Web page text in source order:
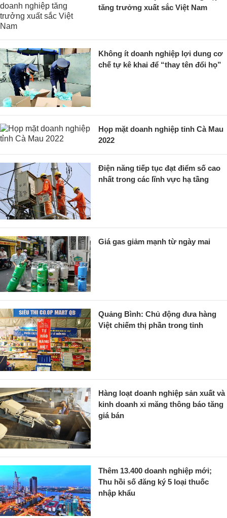
tăng trưởng xuất sắc Việt Nam
Không ít doanh nghiệp lợi dung cơ
chế tự kê khai để “thay tên đổi họ”
Họp mặt doanh nghiệp tỉnh Cà Mau
2022
Điện năng tiếp tục đạt điểm số cao
nhất trong các lĩnh vực hạ tầng
Giá gas giảm mạnh từ ngày mai
Quảng Bình: Chủ động đưa hàng
Việt chiếm thị phần trong tỉnh
Hàng loạt doanh nghiệp sản xuất và
kinh doanh xi măng thông báo tăng
giá bán
Thêm 13.400 doanh nghiệp mới;
Thu hồi số đăng ký 5 loại thuốc
nhập khẩu